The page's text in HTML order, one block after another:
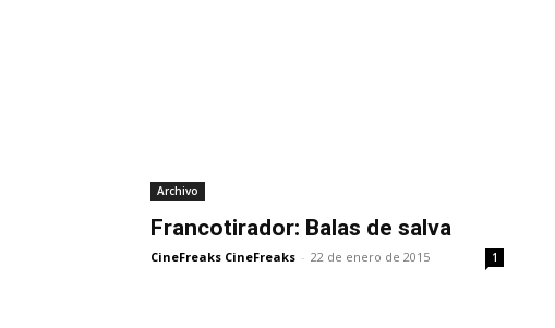
Archivo
Francotirador: Balas de salva
CineFreaks CineFreaks - 22 de enero de 2015 1